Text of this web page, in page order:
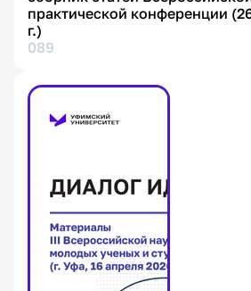
практической конференции
г.)
089